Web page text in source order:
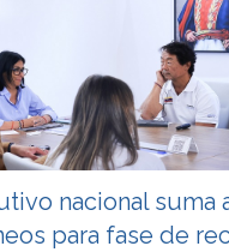
nacional suma
para fase de